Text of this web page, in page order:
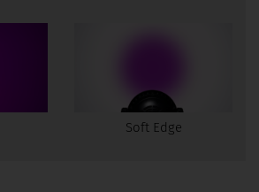
Soft Edge